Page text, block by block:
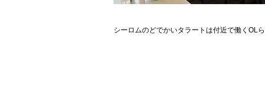
シーロムのどでかいタラートは付近で働くOL